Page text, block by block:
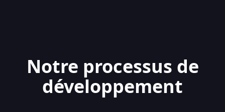
Notre processus de
développement